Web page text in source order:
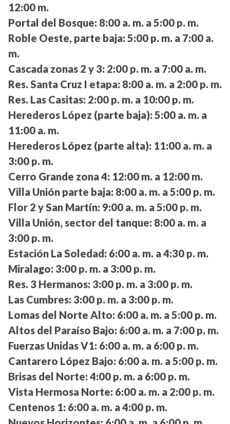
12:00 m.
Portal del Bosque: 8:00 a. m. a 5:00 p. m.
Roble Oeste, parte baja: 5:00 p. m. a 7:00 a.
m.
Cascada zonas 2 y 3: 2:00 p. m. a 7:00 a. m.
Res. Santa Cruz I etapa: 8:00 a. m. a 2:00 p. m.
Res. Las Casitas: 2:00 p. m. a 10:00 p. m.
Herederos López (parte baja): 5:00 a. m. a
11:00 a. m.
Herederos López (parte alta): 11:00 a. m. a
3:00 p. m.
Cerro Grande zona 4: 12:00 m. a 12:00 m.
Villa Unión parte baja: 8:00 a. m. a 5:00 p. m.
Flor 2 y San Martín: 9:00 a. m. a 5:00 p. m.
Villa Unión, sector del tanque: 8:00 a. m. a
3:00 p. m.
Estación La Soledad: 6:00 a. m. a 4:30 p. m.
Miralago: 3:00 p. m. a 3:00 p. m.
Res. 3 Hermanos: 3:00 p. m. a 3:00 p. m.
Las Cumbres: 3:00 p. m. a 3:00 p. m.
Lomas del Norte Alto: 6:00 a. m. a 5:00 p. m.
Altos del Paraíso Bajo: 6:00 a. m. a 7:00 p. m.
Fuerzas Unidas V1: 6:00 a. m. a 6:00 p. m.
Cantarero López Bajo: 6:00 a. m. a 5:00 p. m.
Brisas del Norte: 4:00 p. m. a 6:00 p. m.
Vista Hermosa Norte: 6:00 a. m. a 2:00 p. m.
Centenos 1: 6:00 a. m. a 4:00 p. m.